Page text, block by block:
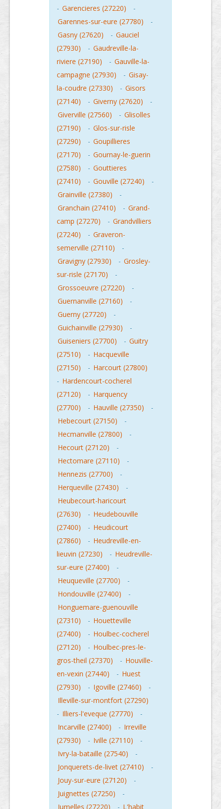
- Garencieres (27220)
-
Garennes-sur-eure (27780)
-
Gasny (27620)
- Gauciel
(27930)
- Gaudreville-la-
riviere (27190)
- Gauville-la-
campagne (27930)
- Gisay-
la-coudre (27330)
- Gisors
(27140)
- Giverny (27620)
-
Giverville (27560)
- Glisolles
(27190)
- Glos-sur-risle
(27290)
- Goupillieres
(27170)
- Gournay-le-guerin
(27580)
- Gouttieres
(27410)
- Gouville (27240)
-
Grainville (27380)
-
Granchain (27410)
- Grand-
camp (27270)
- Grandvilliers
(27240)
- Graveron-
semerville (27110)
-
Gravigny (27930)
- Grosley-
sur-risle (27170)
-
Grossoeuvre (27220)
-
Guernanville (27160)
-
Guerny (27720)
-
Guichainville (27930)
-
Guiseniers (27700)
- Guitry
(27510)
- Hacqueville
(27150)
- Harcourt (27800)
- Hardencourt-cocherel
(27120)
- Harquency
(27700)
- Hauville (27350)
-
Hebecourt (27150)
-
Hecmanville (27800)
-
Hecourt (27120)
-
Hectomare (27110)
-
Hennezis (27700)
-
Herqueville (27430)
-
Heubecourt-haricourt
(27630)
- Heudebouville
(27400)
- Heudicourt
(27860)
- Heudreville-en-
lieuvin (27230)
- Heudreville-
sur-eure (27400)
-
Heuqueville (27700)
-
Hondouville (27400)
-
Honguemare-guenouville
(27310)
- Houetteville
(27400)
- Houlbec-cocherel
(27120)
- Houlbec-pres-le-
gros-theil (27370)
- Houville-
en-vexin (27440)
- Huest
(27930)
- Igoville (27460)
-
Illeville-sur-montfort (27290)
- Illiers-l'eveque (27770)
-
Incarville (27400)
- Irreville
(27930)
- Iville (27110)
-
Ivry-la-bataille (27540)
-
Jonquerets-de-livet (27410)
-
Jouy-sur-eure (27120)
-
Juignettes (27250)
-
Jumelles (27220)
- L'habit